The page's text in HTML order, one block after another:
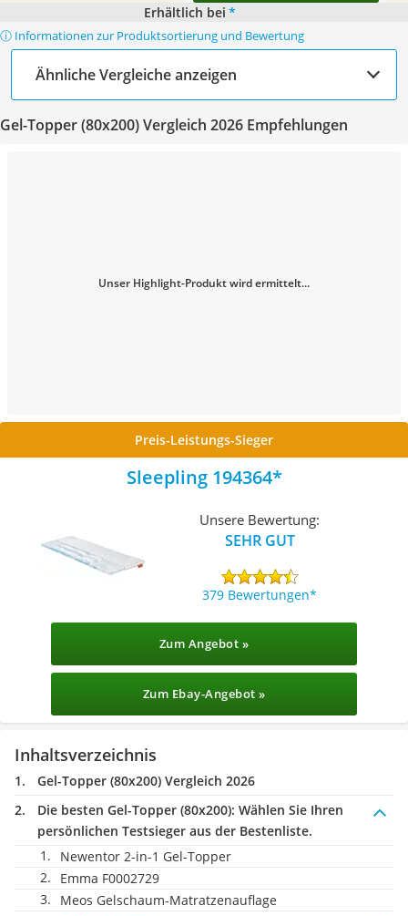
Erhältlich bei *
ⓘ Informationen zur Produktsortierung und Bewertung
Ähnliche Vergleiche anzeigen
Gel-Topper (80x200) Vergleich 2026 Empfehlungen
Unser Highlight-Produkt wird ermittelt...
Preis-Leistungs-Sieger
Sleepling 194364
Unsere Bewertung:
SEHR GUT
379 Bewertungen
Zum Angebot »
Zum Ebay-Angebot »
Inhaltsverzeichnis
Gel-Topper (80x200) Vergleich 2026
Die besten Gel-Topper (80x200): Wählen Sie Ihren
persönlichen Testsieger aus der Bestenliste.
Newentor 2-in-1 Gel-Topper
Emma F0002729
Meos Gelschaum-Matratzenauflage